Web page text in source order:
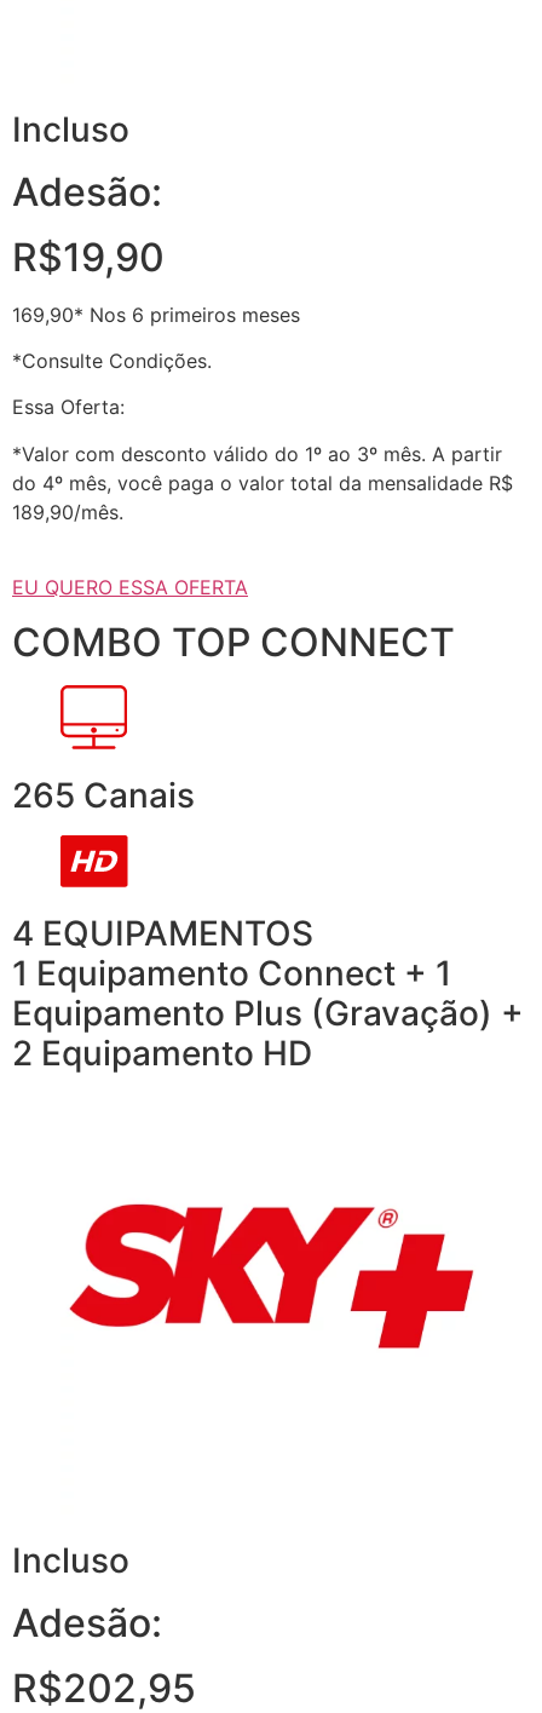
Incluso
Adesão:
R$19,90
169,90* Nos 6 primeiros meses
*Consulte Condições.
Essa Oferta:
*Valor com desconto válido do 1º ao 3º mês. A partir
do 4º mês, você paga o valor total da mensalidade R$
189,90/mês.
EU QUERO ESSA OFERTA
COMBO TOP CONNECT
265 Canais
4 EQUIPAMENTOS
1 Equipamento Connect + 1
Equipamento Plus (Gravação) +
2 Equipamento HD
Incluso
Adesão:
R$202,95